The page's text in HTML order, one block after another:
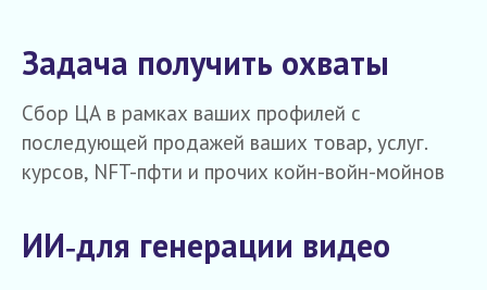
Задача получить охваты
Сбор ЦА в рамках ваших профилей с
последующей продажей ваших товар, услуг.
курсов, NFT-пфти и прочих койн-войн-мойнов
ИИ‑для генерации видео